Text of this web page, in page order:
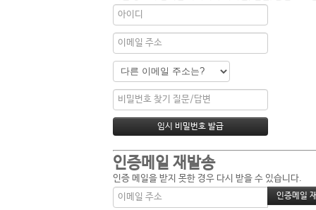
인증메일 재발송
인증 메일을 받지 못한 경우 다시 받을 수 있습니다.